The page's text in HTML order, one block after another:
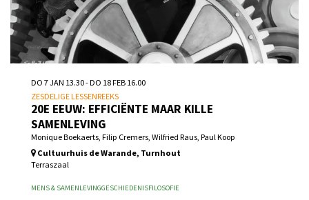
20E EEUW: EFFICIËNTE MAAR KILLE
SAMENLEVING
Monique Boekaerts, Filip Cremers, Wilfried Raus, Paul Koop
ZESDELIGE LESSENREEKS
DO 7 JAN 13.30-DO 18 FEB 16.00
Cultuurhuis de Warande, Turnhout
Terraszaal
MENS & SAMENLEVINGGESCHIEDENISFILOSOFIE